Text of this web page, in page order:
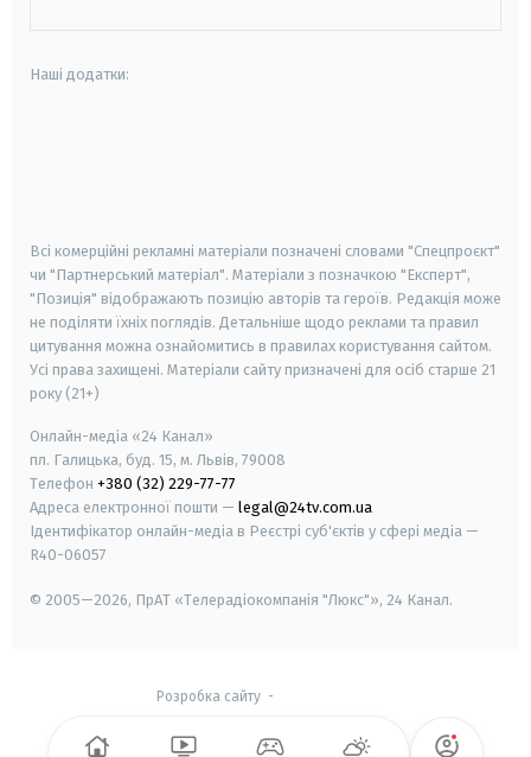
Наші додатки:
Всі комерційні рекламні матеріали позначені словами "Спецпроєкт"
чи "Партнерський матеріал". Матеріали з позначкою "Експерт",
"Позиція" відображають позицію авторів та героїв. Редакція може
не поділяти їхніх поглядів. Детальніше щодо реклами та правил
цитування можна ознайомитись в правилах користування сайтом.
Усі права захищені. Матеріали сайту призначені для осіб старше 21
року (21+)
Онлайн-медіа «24 Канал»
пл. Галицька, буд. 15, м. Львів, 79008
Телефон +380 (32) 229-77-77
Адреса електронної пошти — legal@24tv.com.ua
Ідентифікатор онлайн-медіа в Реєстрі суб'єктів у сфері медіа —
R40-06057
© 2005—2026, ПрАТ «Телерадіокомпанія "Люкс"», 24 Канал.
Розробка сайту-